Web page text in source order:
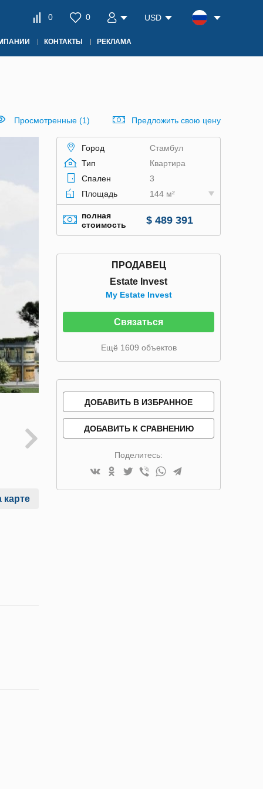
0 0 USD
КОНТАКТЫ РЕКЛАМА
Просмотренные (1) Предложить свою цену
карте
Город
Стамбул
Тип
Квартира
Спален
3
Площадь
144 м²
полная
стоимость
$ 489 391
ПРОДАВЕЦ
Estate Invest
My Estate Invest
Связаться
Ещё 1609 объектов
ДОБАВИТЬ В ИЗБРАННОЕ
ДОБАВИТЬ К СРАВНЕНИЮ
Поделитесь: